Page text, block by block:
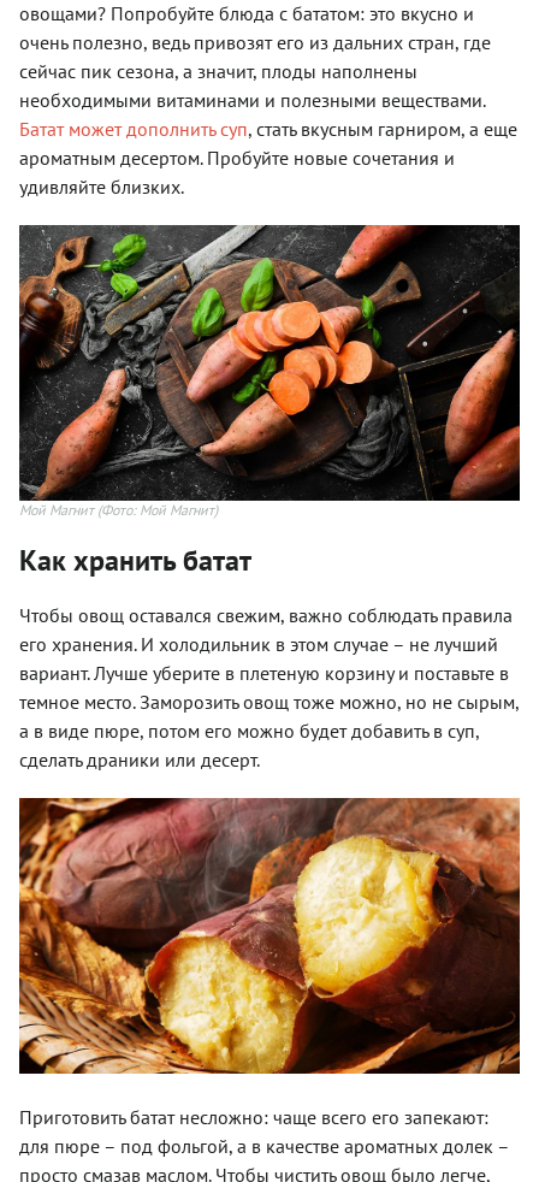
овощами? Попробуйте блюда с бататом: это вкусно и
очень полезно, ведь привозят его из дальних стран, где
сейчас пик сезона, а значит, плоды наполнены
необходимыми витаминами и полезными веществами.
Батат может дополнить суп, стать вкусным гарниром, а еще
ароматным десертом. Пробуйте новые сочетания и
удивляйте близких.
Мой Магнит(Фото: Мой Магнит)
Как хранить батат
Чтобы овощ оставался свежим, важно соблюдать правила
его хранения. И холодильник в этом случае – не лучший
вариант. Лучше уберите в плетеную корзину и поставьте в
темное место. Заморозить овощ тоже можно, но не сырым,
а в виде пюре, потом его можно будет добавить в суп,
сделать драники или десерт.
Приготовить батат несложно: чаще всего его запекают:
для пюре – под фольгой, а в качестве ароматных долек –
просто смазав маслом. Чтобы чистить овощ было легче,